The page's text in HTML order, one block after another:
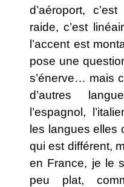
d’aéroport,
raide, c’est
l’accent est
pose une
s’énerve… mais
d’autres
l’espagnol,
les langues elles
qui est différent,
en France, je le
peu plat,